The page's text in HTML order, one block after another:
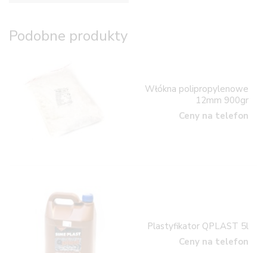
Podobne produkty
Włókna polipropylenowe
12mm 900gr
Ceny na telefon
Plastyfikator QPLAST 5l
Ceny na telefon